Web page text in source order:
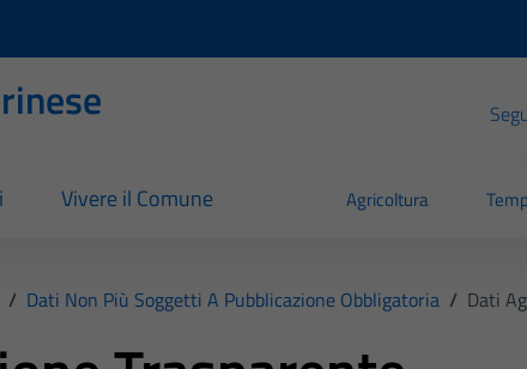
Vivere il Comune Agricoltura
/ Dati Non Più Soggetti A Pubblicazione Obbligatoria / Dati